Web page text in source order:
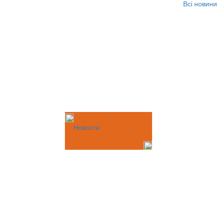
Всі новини
Новости